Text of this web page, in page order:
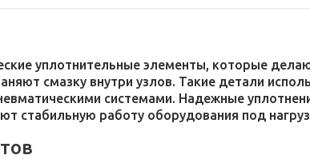
уплотнительные элементы, которые
смазку внутри узлов. Такие детали
системами. Надежные
стабильную работу оборудования под